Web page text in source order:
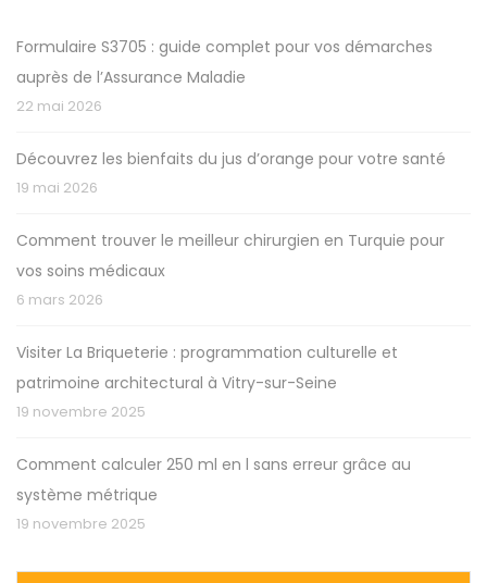
Formulaire S3705 : guide complet pour vos démarches
auprès de l’Assurance Maladie
22 mai 2026
Découvrez les bienfaits du jus d’orange pour votre santé
19 mai 2026
Comment trouver le meilleur chirurgien en Turquie pour
vos soins médicaux
6 mars 2026
Visiter La Briqueterie : programmation culturelle et
patrimoine architectural à Vitry-sur-Seine
19 novembre 2025
Comment calculer 250 ml en l sans erreur grâce au
système métrique
19 novembre 2025